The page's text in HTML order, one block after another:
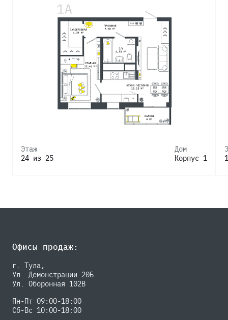
Этаж
24 из 25
Дом
Корпус 1
Офисы продаж:
г. Тула,
Ул. Демонстрации 20Б
Ул. Оборонная 102В
Пн-Пт 09:00-18:00
Сб-Вс 10:00-18:00